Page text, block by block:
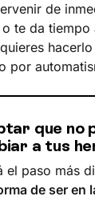
de
te da tiempo
por
que no
a tus
el paso más
de ser en